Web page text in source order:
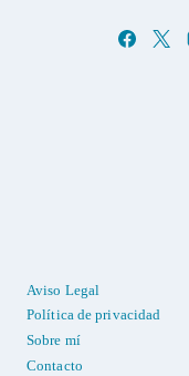
Aviso Legal
Política de privacidad
Sobre mí
Contacto